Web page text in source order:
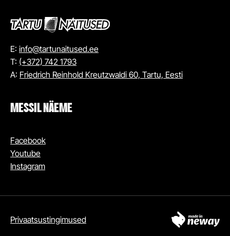
E: info@tartunaitused.ee
T: (+372) 742 1793
A: Friedrich Reinhold Kreutzwaldi 60, Tartu, Eesti
MESSIL NÄEME
Facebook
Youtube
Instagram
Privaatsustingimused